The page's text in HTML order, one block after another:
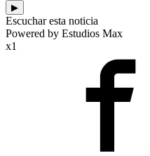
▶
Escuchar esta noticia
Powered by Estudios Max
x1